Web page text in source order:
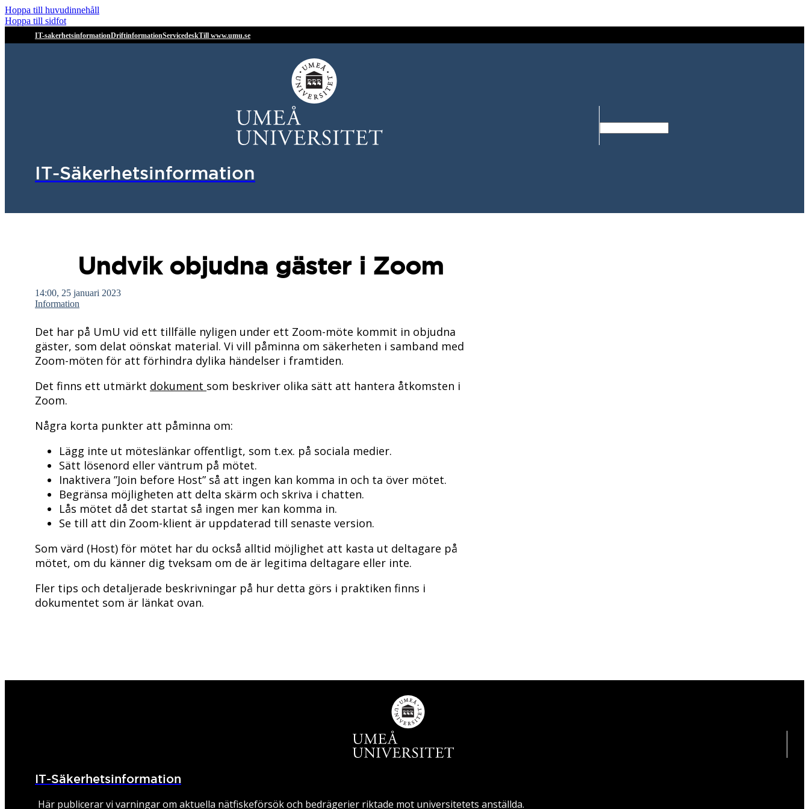
Hoppa till huvudinnehåll
Hoppa till sidfot
IT-sakerhetsinformationDriftinformationServicedeskTill www.umu.se
IT-Säkerhetsinformation
Undvik objudna gäster i Zoom
14:00, 25 januari 2023
Information
Det har på UmU vid ett tillfälle nyligen under ett Zoom-möte kommit in objudna
gäster, som delat oönskat material. Vi vill påminna om säkerheten i samband med
Zoom-möten för att förhindra dylika händelser i framtiden.
Det finns ett utmärkt dokument som beskriver olika sätt att hantera åtkomsten i
Zoom.
Några korta punkter att påminna om:
Lägg inte ut möteslänkar offentligt, som t.ex. på sociala medier.
Sätt lösenord eller väntrum på mötet.
Inaktivera ”Join before Host” så att ingen kan komma in och ta över mötet.
Begränsa möjligheten att delta skärm och skriva i chatten.
Lås mötet då det startat så ingen mer kan komma in.
Se till att din Zoom-klient är uppdaterad till senaste version.
Som värd (Host) för mötet har du också alltid möjlighet att kasta ut deltagare på
mötet, om du känner dig tveksam om de är legitima deltagare eller inte.
Fler tips och detaljerade beskrivningar på hur detta görs i praktiken finns i
dokumentet som är länkat ovan.
IT-Säkerhetsinformation
Här publicerar vi varningar om aktuella nätfiskeförsök och bedrägerier riktade mot universitetets anställda.